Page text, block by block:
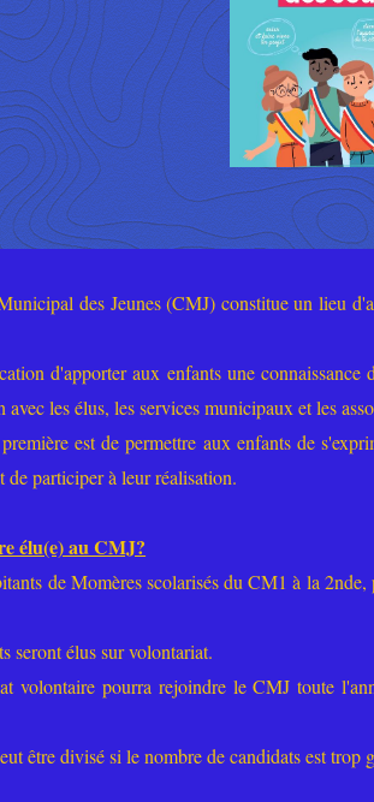
des Jeunes (CMJ) constitue un lieu
d'apporter aux enfants une
avec les élus, les services municipaux et les
est de permettre aux enfants de
de participer à leur réalisation.
élu(e) au CMJ?
de Momères scolarisés du CM1 à la
seront élus sur volontariat.
volontaire pourra rejoindre le CMJ toute
être divisé si le nombre de candidats est trop